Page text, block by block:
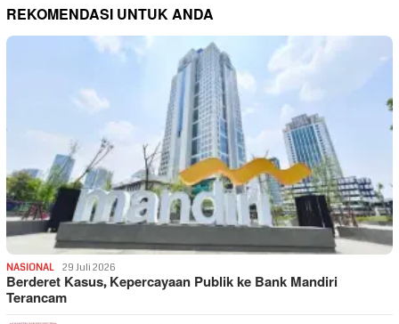
REKOMENDASI UNTUK ANDA
NASIONAL 29 Juli 2026
Berderet Kasus, Kepercayaan Publik ke Bank Mandiri
Terancam